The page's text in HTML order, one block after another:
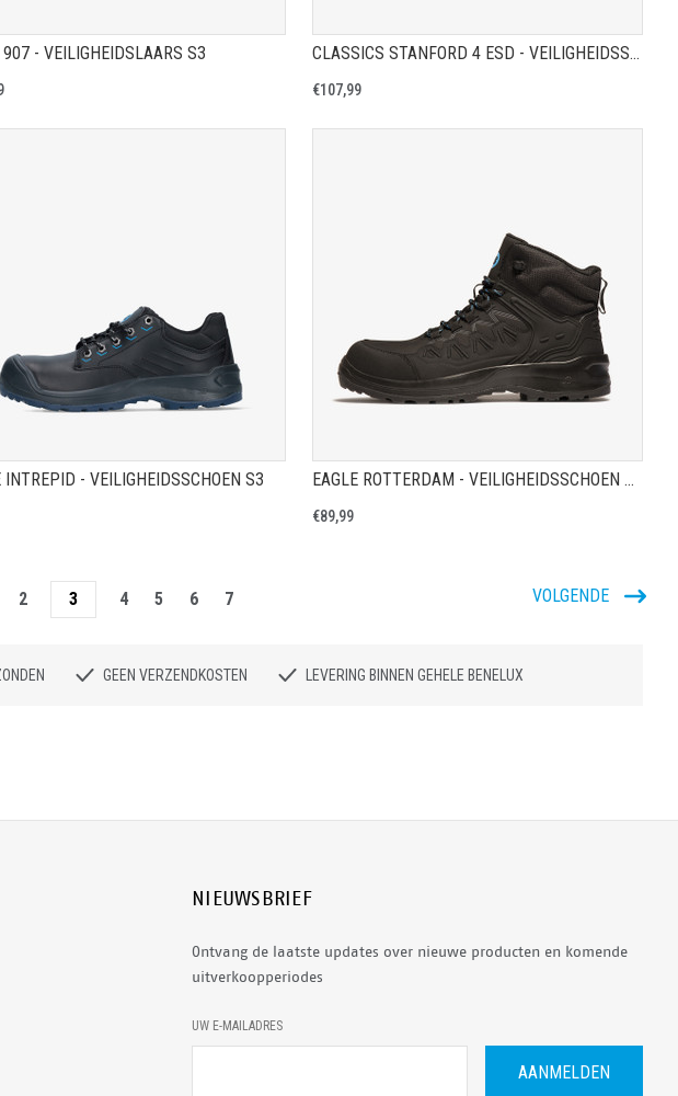
- VEILIGHEIDSLAARS S3 CLASSICS STANFORD 4 ESD - VEILIGHEIDSSCHOEN S3
€107,99
TOON PRODUCTPAGINA
INTREPID - VEILIGHEIDSSCHOEN S3
TOON PRODUCTPAGINA
EAGLE ROTTERDAM - VEILIGHEIDSSCHOEN S3
€89,99
2 3 4 5 6 7 VOLGENDE
GEEN VERZENDKOSTEN LEVERING BINNEN GEHELE BENELUX
NIEUWSBRIEF
Ontvang de laatste updates over nieuwe producten en komende
uitverkoopperiodes
E
-
M
UW E-MAILADRES